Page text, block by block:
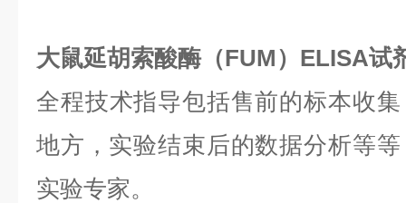
大鼠延胡索酸酶（FUM）ELISA试
全程技术指导包括售前的标本收
地方，实验结束后的数据分析等
实验专家。